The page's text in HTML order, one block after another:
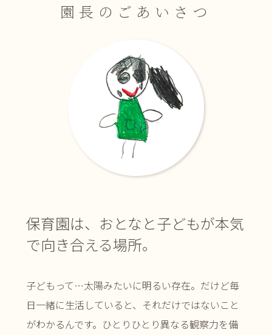
園長のごあいさつ
保育園は、おとなと子どもが本気
で向き合える場所。
子どもって…太陽みたいに明るい存在。だけど毎
日一緒に生活していると、それだけではないこと
がわかるんです。ひとりひとり異なる観察力を備